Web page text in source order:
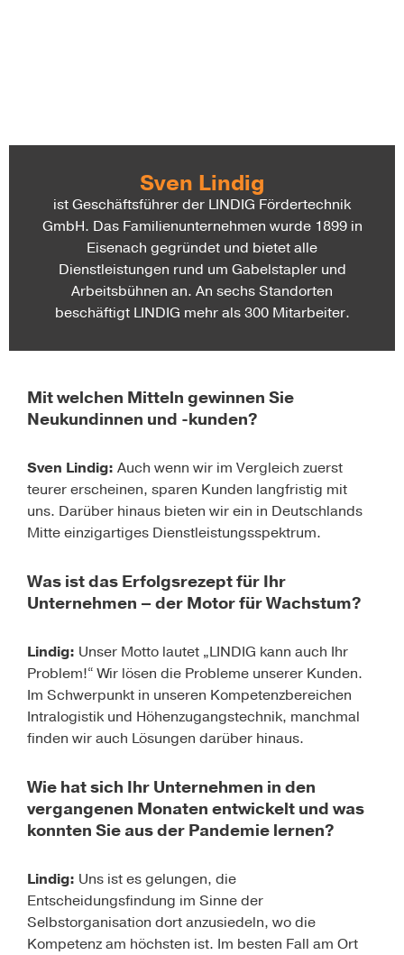
Sven Lindig
ist Geschäftsführer der LINDIG Fördertechnik
GmbH. Das Familienunternehmen wurde 1899 in
Eisenach gegründet und bietet alle
Dienstleistungen rund um Gabelstapler und
Arbeitsbühnen an. An sechs Standorten
beschäftigt LINDIG mehr als 300 Mitarbeiter.
Mit welchen Mitteln gewinnen Sie
Neukundinnen und -kunden?
Sven Lindig: Auch wenn wir im Vergleich zuerst
teurer erscheinen, sparen Kunden langfristig mit
uns. Darüber hinaus bieten wir ein in Deutschlands
Mitte einzigartiges Dienstleistungsspektrum.
Was ist das Erfolgsrezept für Ihr
Unternehmen – der Motor für Wachstum?
Lindig: Unser Motto lautet „LINDIG kann auch Ihr
Problem!“ Wir lösen die Probleme unserer Kunden.
Im Schwerpunkt in unseren Kompetenzbereichen
Intralogistik und Höhenzugangstechnik, manchmal
finden wir auch Lösungen darüber hinaus.
Wie hat sich Ihr Unternehmen in den
vergangenen Monaten entwickelt und was
konnten Sie aus der Pandemie lernen?
Lindig: Uns ist es gelungen, die
Entscheidungsfindung im Sinne der
Selbstorganisation dort anzusiedeln, wo die
Kompetenz am höchsten ist. Im besten Fall am Ort